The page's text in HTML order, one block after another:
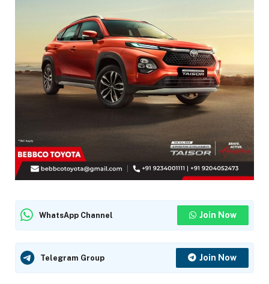
WhatsApp Channel Join Now
Telegram Group Join Now